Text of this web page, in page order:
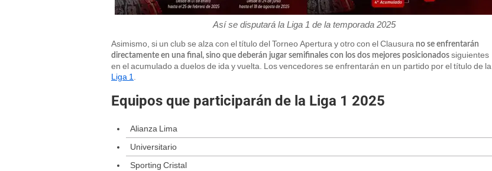
Así se disputará la Liga 1 de la temporada 2025
Asimismo, si un club se alza con el título del Torneo Apertura y otro con el Clausura no se enfrentarán
directamente en una final, sino que deberán jugar semifinales con los dos mejores posicionados siguientes
en el acumulado a duelos de ida y vuelta. Los vencedores se enfrentarán en un partido por el título de la
Liga 1.
Equipos que participarán de la Liga 1 2025
Alianza Lima
Universitario
Sporting Cristal